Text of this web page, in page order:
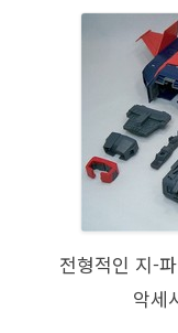
전형적인 지-
악세